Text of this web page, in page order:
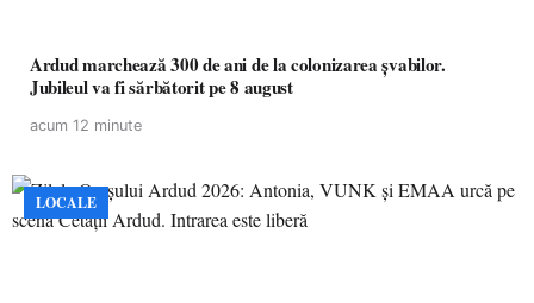
Ardud marchează 300 de ani de la colonizarea șvabilor.
Jubileul va fi sărbătorit pe 8 august
acum 12 minute
LOCALE